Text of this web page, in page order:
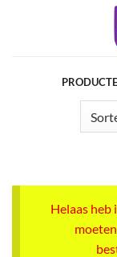
Helaas heb